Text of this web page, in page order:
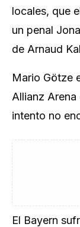
locales, que
un penal
de Arnaud
Mario Götze
Allianz
intento no
El Bayern